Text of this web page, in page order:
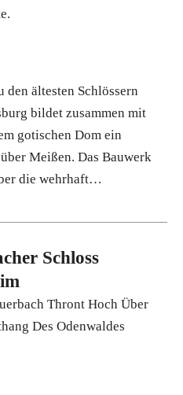
ältesten Schlössern
bildet zusammen mit
gotischen Dom ein
Meißen. Das Bauwerk
die wehrhaft…
Schloss
Thront Hoch Über
Des Odenwaldes